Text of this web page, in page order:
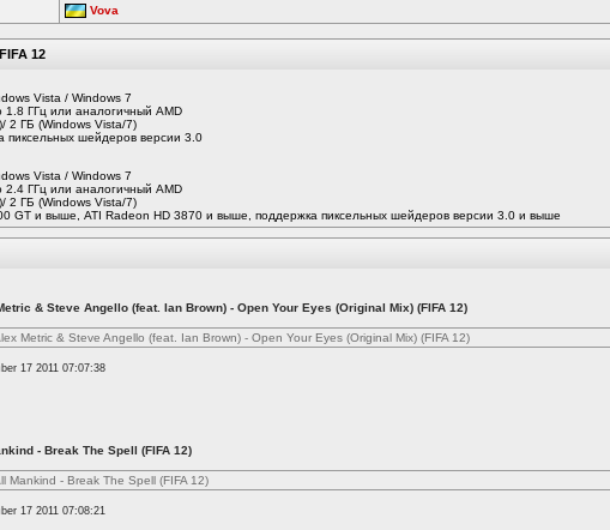
Vova
12
Vista / Windows 7
ГГц или аналогичный AMD
2 ГБ (Windows Vista/7)
шейдеров версии 3.0
Vista / Windows 7
ГГц или аналогичный AMD
2 ГБ (Windows Vista/7)
GT и выше, ATI Radeon HD 3870 и выше, поддержка пиксельных шейдеров версии 3.0 и выше
& Steve Angello (feat. Ian Brown) - Open Your Eyes (Original Mix) (FIFA 12)
Metric & Steve Angello (feat. Ian Brown) - Open Your Eyes (Original Mix) (FIFA 12)
17 2011 07:07:38
- Break The Spell (FIFA 12)
Mankind - Break The Spell (FIFA 12)
17 2011 07:08:21